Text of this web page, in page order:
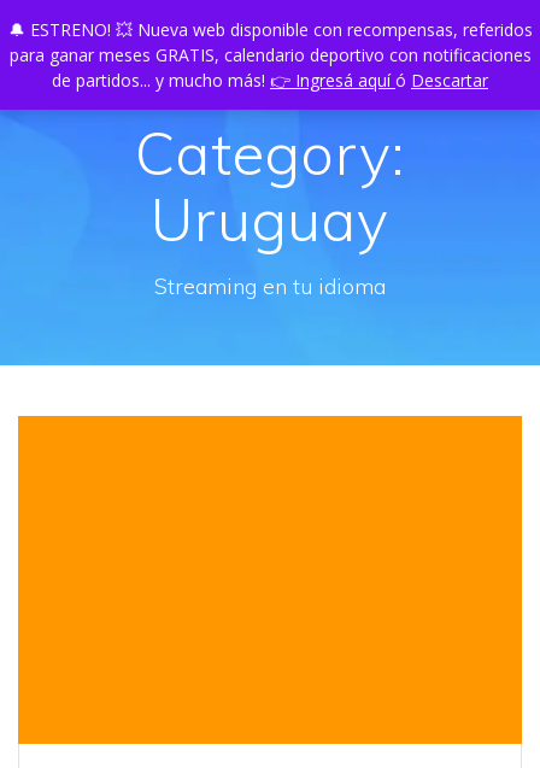
🔔 ESTRENO! 💥 Nueva web disponible con recompensas, referidos
para ganar meses GRATIS, calendario deportivo con notificaciones
de partidos... y mucho más! 👉 Ingresá aquíó Descartar
to
content
TUPLAY
Category:
Uruguay
Streaming en tu idioma